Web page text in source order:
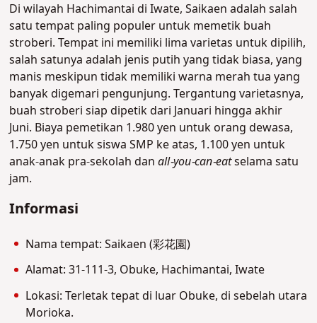
Di wilayah Hachimantai di Iwate, Saikaen adalah salah
satu tempat paling populer untuk memetik buah
stroberi. Tempat ini memiliki lima varietas untuk dipilih,
salah satunya adalah jenis putih yang tidak biasa, yang
manis meskipun tidak memiliki warna merah tua yang
banyak digemari pengunjung. Tergantung varietasnya,
buah stroberi siap dipetik dari Januari hingga akhir
Juni. Biaya pemetikan 1.980 yen untuk orang dewasa,
1.750 yen untuk siswa SMP ke atas, 1.100 yen untuk
anak-anak pra-sekolah dan all-you-can-eatselama satu
jam.
Informasi
Nama tempat: Saikaen (彩花園)
Alamat: 31-111-3, Obuke, Hachimantai, Iwate
Lokasi: Terletak tepat di luar Obuke, di sebelah utara
Morioka.